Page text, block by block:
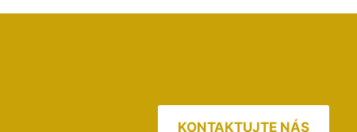
KONTAKTUJTE NÁS